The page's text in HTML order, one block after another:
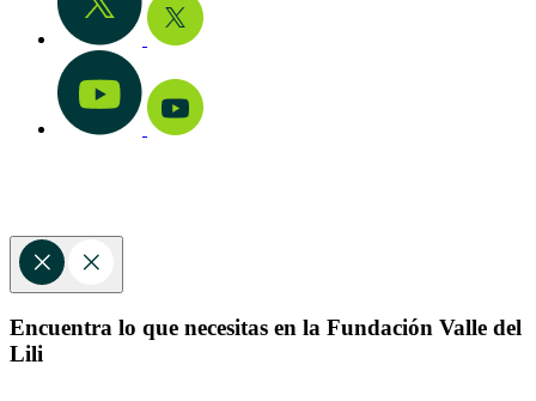
Encuentra lo que necesitas en la Fundación Valle del
Lili